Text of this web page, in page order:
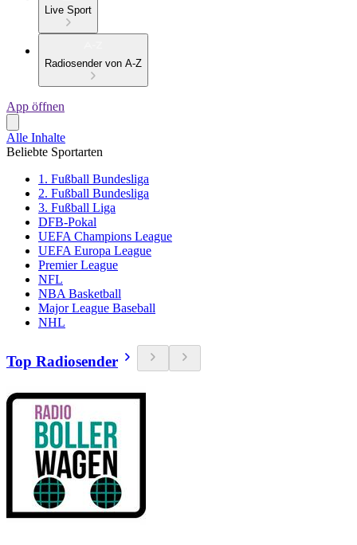
Live Sport
Radiosender von A-Z
App öffnen
Alle Inhalte
Beliebte Sportarten
1. Fußball Bundesliga
2. Fußball Bundesliga
3. Fußball Liga
DFB-Pokal
UEFA Champions League
UEFA Europa League
Premier League
NFL
NBA Basketball
Major League Baseball
NHL
Top Radiosender